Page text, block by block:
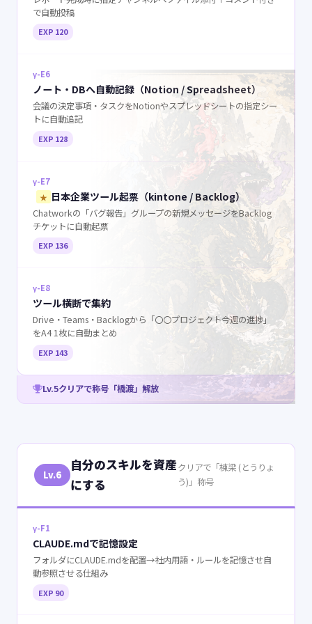
で自動投稿
EXP 120
γ-E6
ノート・DBへ自動記録（Notion / Spreadsheet）
会議の決定事項・タスクをNotionやスプレッドシートの指定シー
トに自動追記
EXP 128
γ-E7
★ 日本企業ツール起票（kintone / Backlog）
Chatworkの「バグ報告」グループの新規メッセージをBacklog
チケットに自動起票
EXP 136
γ-E8
ツール横断で集約
Drive・Teams・Backlogから「〇〇プロジェクト今週の進捗」
をA4 1枚に自動まとめ
EXP 143
Lv.5クリアで称号「橋渡」解放
Lv.6
自分のスキルを資産
にする
クリアで「棟梁 (とうりょ
う)」称号
γ-F1
CLAUDE.mdで記憶設定
フォルダにCLAUDE.mdを配置→社内用語・ルールを記憶させ自
動参照させる仕組み
EXP 90